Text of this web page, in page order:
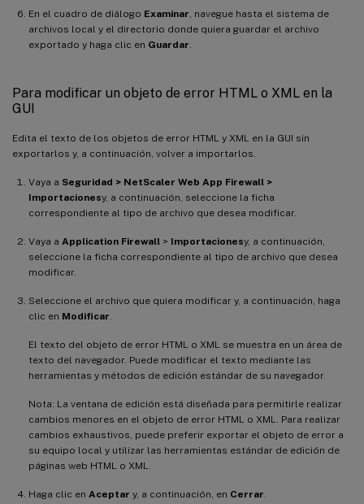
En el cuadro de diálogo Examinar , navegue hasta el sistema de
archivos local y el directorio donde quiera guardar el archivo
exportado y haga clic en Guardar
Para modificar un objeto de error HTML o XML en la
GUI
Edita el texto de los objetos de error HTML y XML en la GUI sin
exportarlos y, a continuación, volver a importarlos.
Vaya a Seguridad > NetScaler Web App Firewall >
Importacionesy, a continuación, seleccione la ficha
correspondiente al tipo de archivo que desea modificar.
Vaya a Application Firewall > Importacionesy, a continuación,
seleccione la ficha correspondiente al tipo de archivo que desea
modificar.
Seleccione el archivo que quiera modificar y, a continuación, haga
clic en Modificar
El texto del objeto de error HTML o XML se muestra en un área de
texto del navegador. Puede modificar el texto mediante las
herramientas y métodos de edición estándar de su navegador.
Nota: La ventana de edición está diseñada para permitirle realizar
cambios menores en el objeto de error HTML o XML. Para realizar
cambios exhaustivos, puede preferir exportar el objeto de error a
su equipo local y utilizar las herramientas estándar de edición de
páginas web HTML o XML.
Haga clic en Aceptar y, a continuación, en Cerrar